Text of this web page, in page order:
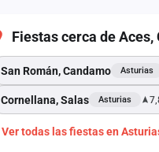
Fiestas cerca de Aces,
San Román, Candamo Asturias
Cornellana, Salas Asturias
Ver todas las fiestas en